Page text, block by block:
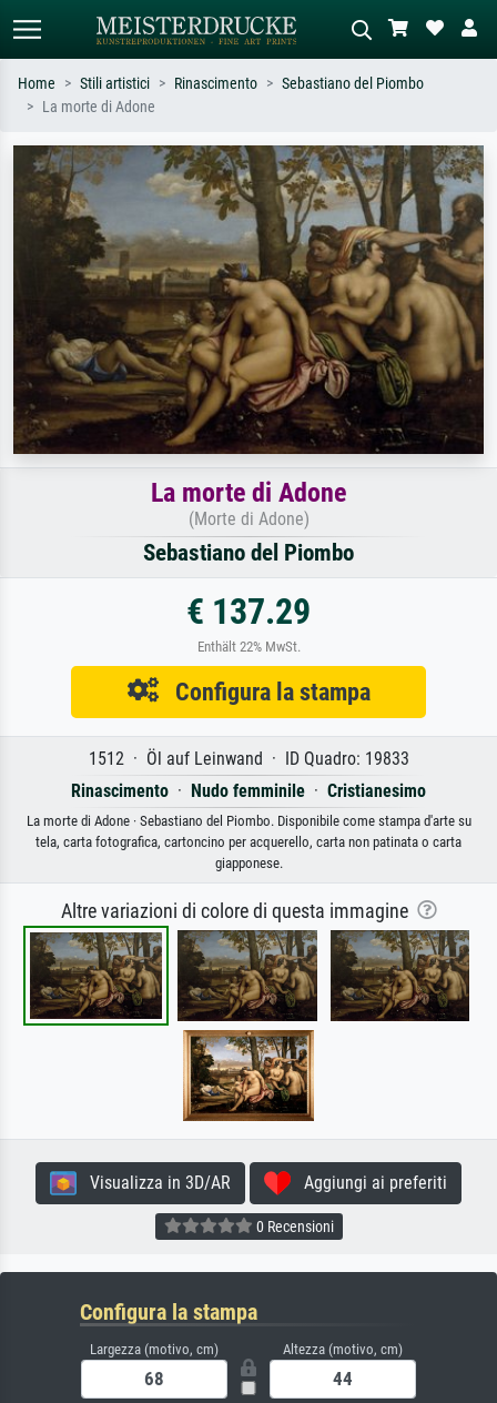
Cerca per artista, titolo o stile – es.
Monet, Notte stellata,
Impressionismo, onda di Hokusai,
Descrivi la scena – es. prato verde,
astratto con molto rosso, dipinto a
olio scuro, nudo in piedi vicino a un
albero.
Home Stili artistici Rinascimento
Sebastiano del Piombo
La morte di Adone
La morte di Adone
(Morte di Adone)
Sebastiano del Piombo
€ 137.29
Enthält 22% MwSt.
Configura la stampa
1512 · Öl auf Leinwand · ID Quadro: 19833
Rinascimento · Nudo femminile · Cristianesimo
La morte di Adone · Sebastiano del Piombo. Disponibile come stampa d'arte su
tela, carta fotografica, cartoncino per acquerello, carta non patinata o carta
giapponese.
Altre variazioni di colore di questa immagine
Visualizza in 3D/AR Aggiungi ai preferiti
0 Recensioni
Configura la stampa
Largezza (motivo, cm) Altezza (motivo, cm)